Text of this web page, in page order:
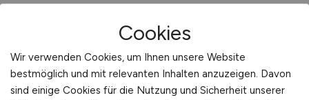
Cookies
Wir verwenden Cookies, um Ihnen unsere Website
bestmöglich und mit relevanten Inhalten anzuzeigen. Davon
sind einige Cookies für die Nutzung und Sicherheit unserer